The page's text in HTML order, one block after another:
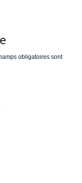
obligatoires sont